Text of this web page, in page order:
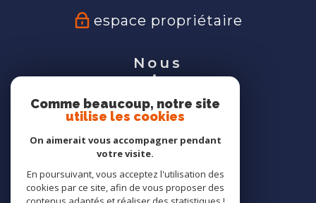
espace propriétaire
Nous
suivre
Nous
adhérons
Comme beaucoup, notre site
utilise les cookies
On aimerait vous accompagner pendant
votre visite.
En poursuivant, vous acceptez l'utilisation des
cookies par ce site, afin de vous proposer des